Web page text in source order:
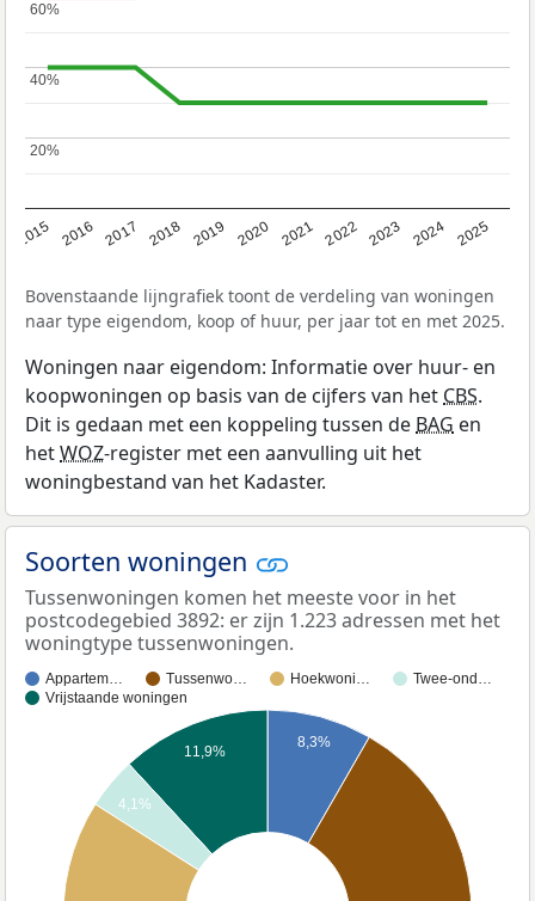
2015 2016 2017 2018 2019 2020 2021 2022 2023 2024 2025
20%
20%
40%
40%
60%
60%
Bovenstaande lijngrafiek toont de verdeling van woningen
naar type eigendom, koop of huur, per jaar tot en met 2025.
Woningen naar eigendom: Informatie over huur- en
koopwoningen op basis van de cijfers van het CBS.
Dit is gedaan met een koppeling tussen de BAG en
hetWOZ-register met een aanvulling uit het
woningbestand van het Kadaster.
Soorten woningen
Tussenwoningen komen het meeste voor in het
postcodegebied 3892: er zijn 1.223 adressen met het
woningtype tussenwoningen.
Appartem… Tussenwo… Hoekwoni…
Twee-ond…
Vrijstaande woningen
8,3%
11,9%
4,1%